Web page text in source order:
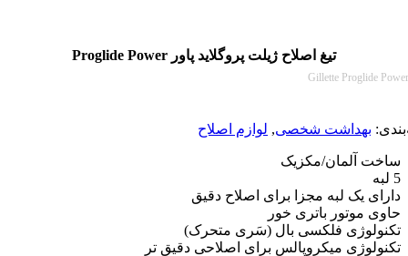
تیغ اصلاح ژیلت پروگلاید پاور Proglide Power
Gillette
بهداشت شخصی,لوازم اصلاح
آلمان/مکزیک
یک لبه مجزا برای اصلاح دقیق
موتور باتری خور
فلکسی بال (سَری متحرک)
میکروپالس برای اصلاحی دقیق تر